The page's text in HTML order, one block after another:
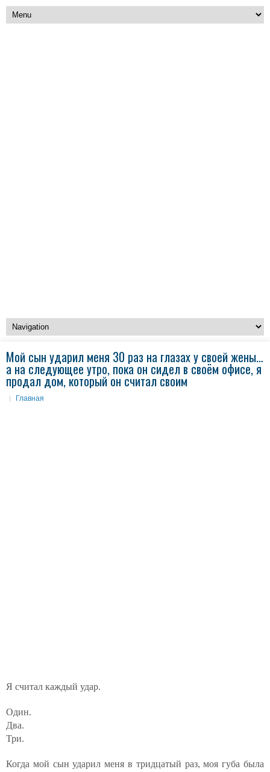
Мой сын ударил меня 30 раз на глазах у своей жены…
а на следующее утро, пока он сидел в своём офисе, я
продал дом, который он считал своим
Главная
Я считал каждый удар.
Один.
Два.
Три.
Когда мой сын ударил меня в тридцатый раз, моя губа была